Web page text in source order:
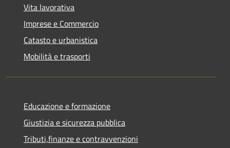
Vita lavorativa
Imprese e Commercio
Catasto e urbanistica
Mobilità e trasporti
Educazione e formazione
Giustizia e sicurezza pubblica
Tributi,finanze e contravvenzioni